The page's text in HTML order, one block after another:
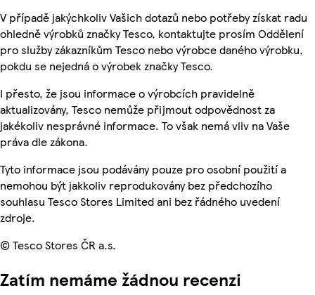
V případě jakýchkoliv Vašich dotazů nebo potřeby získat radu
ohledně výrobků značky Tesco, kontaktujte prosím Oddělení
pro služby zákazníkům Tesco nebo výrobce daného výrobku,
pokdu se nejedná o výrobek značky Tesco.
I přesto, že jsou informace o výrobcích pravidelně
aktualizovány, Tesco nemůže přijmout odpovědnost za
jakékoliv nesprávné informace. To však nemá vliv na Vaše
práva dle zákona.
Tyto informace jsou podávány pouze pro osobní použití a
nemohou být jakkoliv reprodukovány bez předchozího
souhlasu Tesco Stores Limited ani bez řádného uvedení
zdroje.
© Tesco Stores ČR a.s.
Zatím nemáme žádnou recenzi